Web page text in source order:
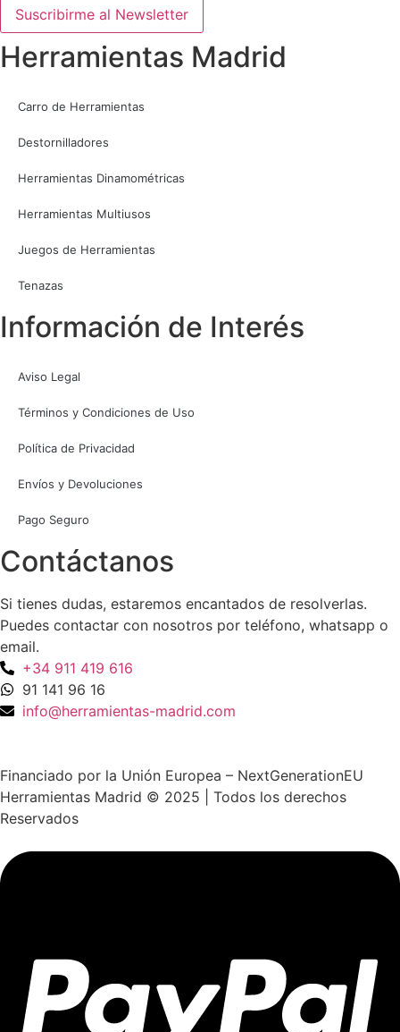
Suscribirme al Newsletter
Herramientas Madrid
Carro de Herramientas
Destornilladores
Herramientas Dinamométricas
Herramientas Multiusos
Juegos de Herramientas
Tenazas
Información de Interés
Aviso Legal
Términos y Condiciones de Uso
Política de Privacidad
Envíos y Devoluciones
Pago Seguro
Contáctanos
Si tienes dudas, estaremos encantados de resolverlas.
Puedes contactar con nosotros por teléfono, whatsapp o
email.
+34 911 419 616
91 141 96 16
info@herramientas-madrid.com
Financiado por la Unión Europea – NextGenerationEU
Herramientas Madrid © 2025 | Todos los derechos
Reservados